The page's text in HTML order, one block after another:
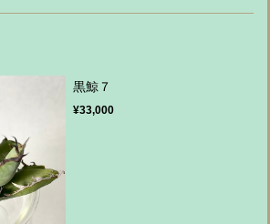
黒鯨７
¥33,000